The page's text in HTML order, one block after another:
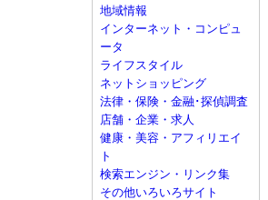
地域情報
インターネット・コンピュ
ータ
ライフスタイル
ネットショッピング
法律・保険・金融･探偵調査
店舗・企業・求人
健康・美容・アフィリエイ
ト
検索エンジン・リンク集
その他いろいろサイト